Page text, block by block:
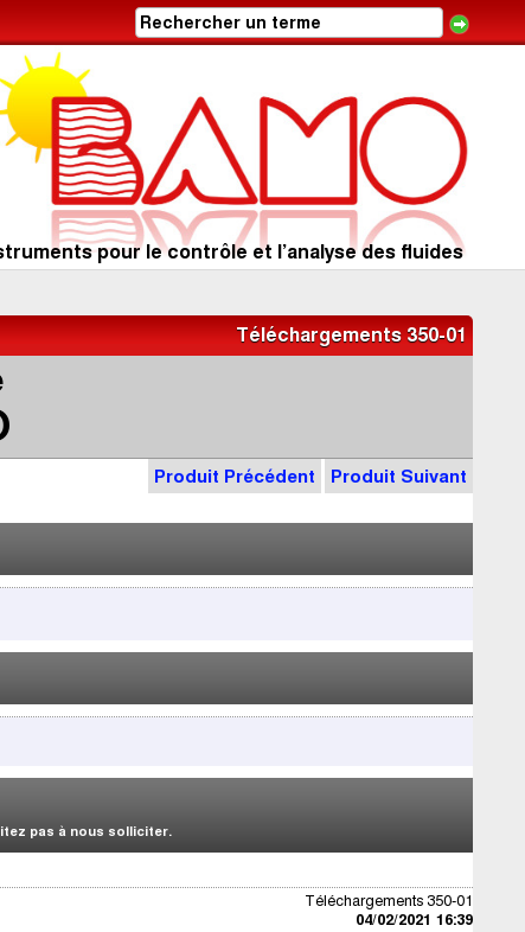
pour le contrôle et l’analyse des fluides
Téléchargements 350-01
Produit Précédent Produit Suivant
pas à nous solliciter.
Téléchargements 350-01
04/02/2021 16:39